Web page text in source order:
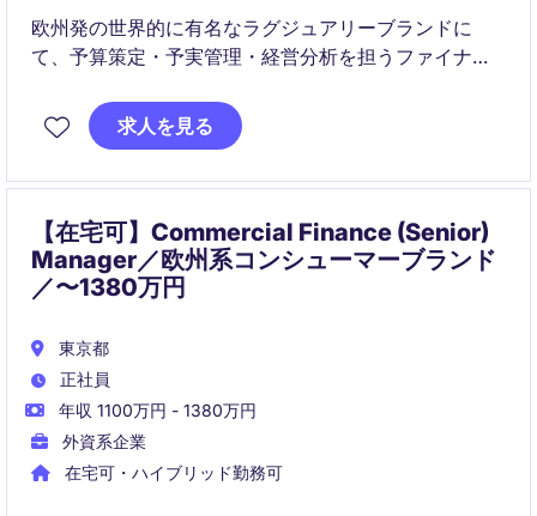
欧州発の世界的に有名なラグジュアリーブランドに
て、予算策定・予実管理・経営分析を担うファイナン
ナルチームとの連携を通じて、ビジネス成長を支える
FP&A領域でキャリアを築けるポジションです。
求人を見る
【在宅可】Commercial Finance (Senior)
Manager／欧州系コンシューマーブランド
／〜1380万円
東京都
正社員
年収 1100万円 - 1380万円
外資系企業
在宅可・ハイブリッド勤務可